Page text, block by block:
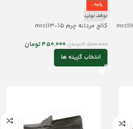
-90%
توقف تولید
کالج مردانه چرم mrc113-15
4,500,000تومان450,000تومان
انتخاب گزینه ها